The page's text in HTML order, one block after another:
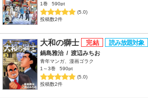
1巻
590pt
(5.0)
投稿数2件
大和の獅士
鍋島雅治 / 渡辺みちお
青年マンガ、漫画ゴラク
1～3巻
590pt
(5.0)
投稿数2件